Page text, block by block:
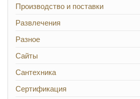
Производство и поставки
Развлечения
Разное
Сайты
Сантехника
Сертификация